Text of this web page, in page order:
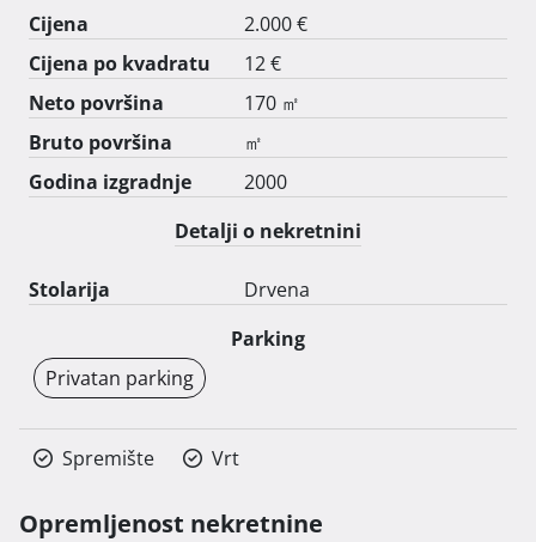
098224565
Cijena
2.000 €
Cijena po kvadratu
12 €
Neto površina
170 ㎡
Bruto površina
㎡
Godina izgradnje
2000
Detalji o nekretnini
Stolarija
Drvena
Parking
Privatan parking
Spremište Vrt
Opremljenost nekretnine